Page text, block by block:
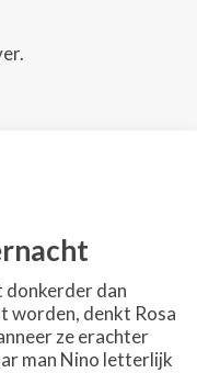
donkerder dan
worden, denkt Rosa
ze erachter
man Nino letterlijk